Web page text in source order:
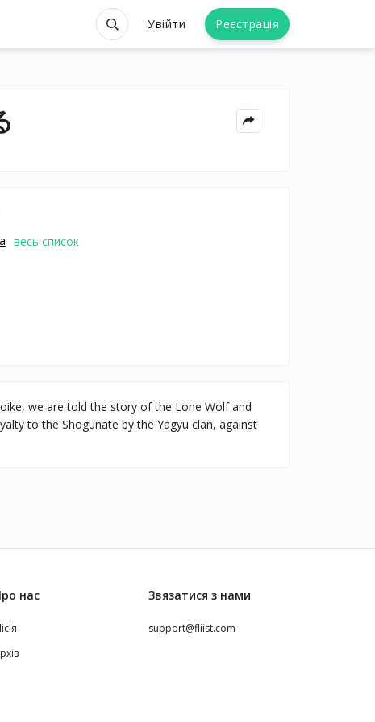
Увійти Реєстрація
весь список
we are told the story of the Lone Wolf and
to the Shogunate by the Yagyu clan, against
нас Звязатися з нами
support@fliist.com